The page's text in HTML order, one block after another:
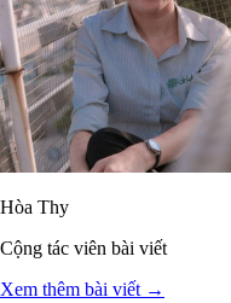
Hòa Thy
Cộng tác viên bài viết
Xem thêm bài viết →